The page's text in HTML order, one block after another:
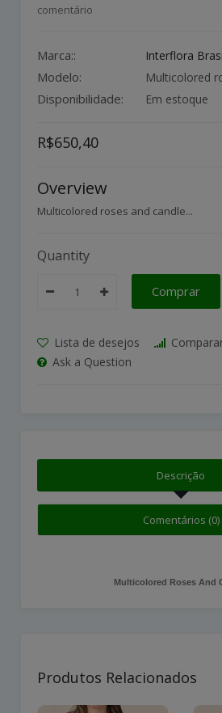
comentário
Marca:: Interflora
Modelo: Multicolored
Disponibilidade: Em estoque
R$650,40
Overview
Multicolored roses and candle...
Quantity
Comprar
Lista de desejos
Ask a Question
Descrição
Comentários (0)
Multicolored Roses And
Produtos Relacionados